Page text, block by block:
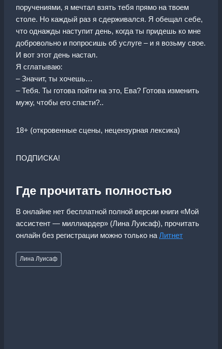
поручениями, я мечтал взять тебя прямо на твоем
столе. Но каждый раз я сдерживался. Я обещал себе,
что однажды наступит день, когда ты придешь ко мне
добровольно и попросишь об услуге – и я возьму свое.
И вот этот день настал.
Я сглатываю:
– Значит, ты хочешь…
– Тебя. Ты готова пойти на это, Ева? Готова изменить
мужу, чтобы его спасти?..
18+ (откровенные сцены, нецензурная лексика)
ПОДПИСКА!
Где прочитать полностью
В онлайне нет бесплатной полной версии книги «Мой
ассистент — миллиардер» (Лина Луисаф), прочитать
онлайн без регистрации можно только на Литнет
Метки
записи:
Лина Луисаф